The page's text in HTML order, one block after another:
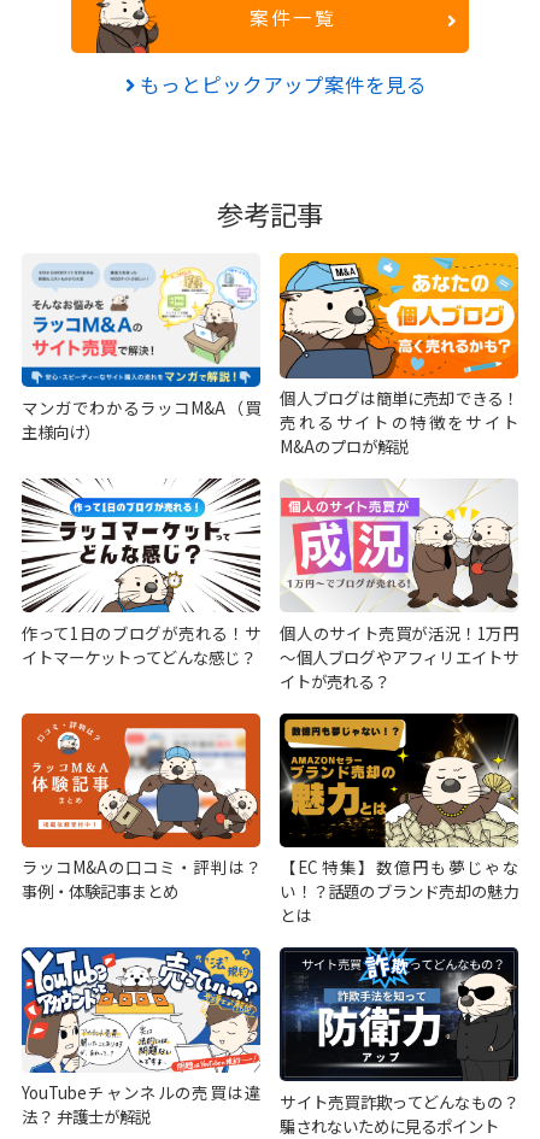
案件一覧
もっとピックアップ案件を見る
参考記事
マンガでわかるラッコM&A（買
主様向け）
個人ブログは簡単に売却できる！
売れるサイトの特徴をサイト
M&Aのプロが解説
作って1日のブログが売れる！サ
イトマーケットってどんな感じ？
個人のサイト売買が活況！1万円
～個人ブログやアフィリエイトサ
イトが売れる？
ラッコM&Aの口コミ・評判は？
事例・体験記事まとめ
【EC特集】数億円も夢じゃな
い！？話題のブランド売却の魅力
とは
YouTubeチャンネルの売買は違
法？ 弁護士が解説
サイト売買詐欺ってどんなもの？
騙されないために見るポイント